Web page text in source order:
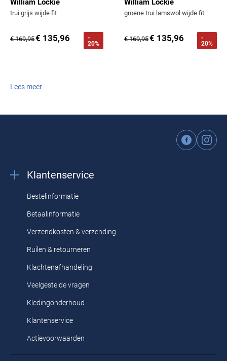
William Lockie
trui grijs wijde fit
€ 169,95€ 135,96
-
20%
William Lockie
groene trui lamswol wijde fit
€ 169,95€ 135,96
-
20%
Lees meer
Klantenservice
Bestelinformatie
Betaalinformatie
Verzendkosten & verzending
Ruilen & retourneren
Klachtenafhandeling
Veelgestelde vragen
Kledingonderhoud
Klantenservice
Actievoorwaarden